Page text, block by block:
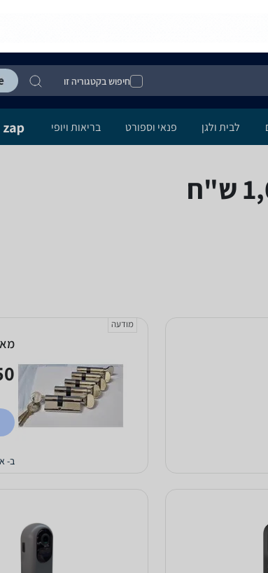
חיפוש בקטגוריה זו
לבית ולגן פנאי וספורט בריאות ויופי
מודעה
מארז 10 יחידות
₪
ב-